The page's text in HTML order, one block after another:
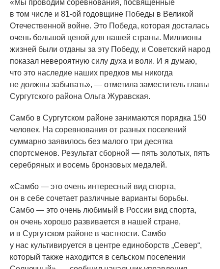
«Мы проводим соревнования, посвященные
в том числе и 81-ой годовщине Победы в Великой
Отечественной войне. Это Победа, которая досталась
очень большой ценой для нашей страны. Миллионы
жизней были отданы за эту Победу, и Советский народ
показал невероятную силу духа и воли. И я думаю,
что это наследие наших предков мы никогда
не должны забывать», — отметила заместитель главы
Сургутского района Ольга Журавская.
Самбо в Сургутском районе занимаются порядка 150
человек. На соревнования от разных поселений
суммарно заявилось без малого три десятка
спортсменов. Результат сборной — пять золотых, пять
серебряных и восемь бронзовых медалей.
«Самбо — это очень интересный вид спорта,
он в себе сочетает различные варианты борьбы.
Самбо — это очень любимый в России вид спорта,
он очень хорошо развивается в нашей стране,
и в Сургутском районе в частности. Самбо
у нас культивируется в центре единоборств „Север“,
который также находится в сельском поселении